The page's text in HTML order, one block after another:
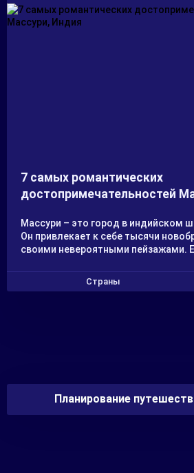
7 самых романтических
достопримечательностей
Массури – это город в индийском
Он привлекает к себе тысячи
своими невероятными пейзажами.
романтического отпуска со своей
– добро пожаловать в этот
получите удовольствие от Kempty
водопадом вы найдете невероятно
Страны
Планирование